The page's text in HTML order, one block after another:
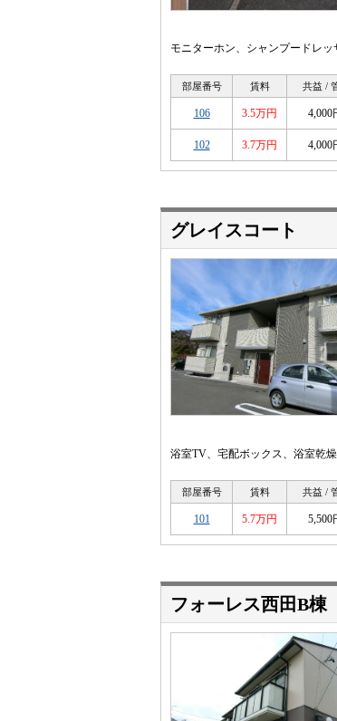
モニターホン、シャンプードレ
部屋番号 賃料 共益 /
106 3.5万円 4,000
102 3.7万円 4,000
グレイスコート
浴室TV、宅配ボックス、浴室乾
部屋番号 賃料 共益 /
101 5.7万円 5,500
フォーレス西田B棟